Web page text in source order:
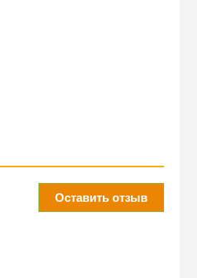
Оставить отзыв